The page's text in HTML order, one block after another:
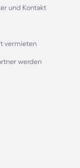
und Kontakt
vermieten
werden